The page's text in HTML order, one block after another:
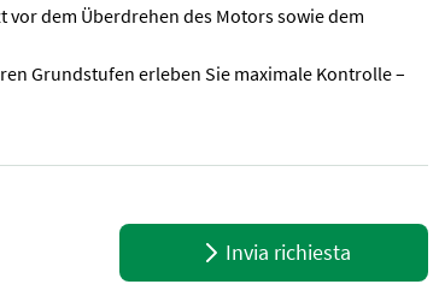
dem Überdrehen des Motors sowie dem
Grundstufen erleben Sie maximale Kontrolle –
Lösung für schwere Traktorgespanne! Diese
Invia richiesta